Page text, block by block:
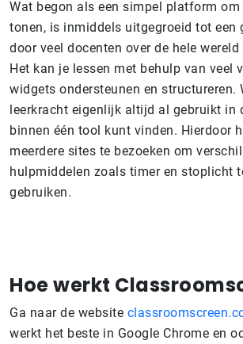
Wat begon als een simpel platform
tonen, is inmiddels uitgegroeid tot een
door veel docenten over de hele
Het kan je lessen met behulp van veel
widgets ondersteunen en structureren.
leerkracht eigenlijk altijd al gebruikt in
binnen één tool kunt vinden. Hierdoor
meerdere sites te bezoeken om
hulpmiddelen zoals timer en stoplicht
gebruiken.
Hoe werkt
Ga naar de website
werkt het beste in Google Chrome en